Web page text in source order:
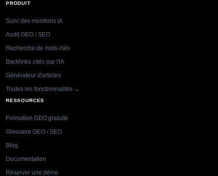
PRODUIT
Suivi des mentions IA
Audit GEO / SEO
Recherche de mots-clés
Backlinks cités par l'IA
Générateur d'articles
Toutes les fonctionnalités →
RESSOURCES
Formation GEO gratuite
Glossaire GEO / SEO
Blog
Documentation
Réserver une démo